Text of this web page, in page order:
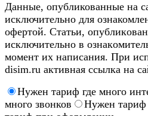
Данные, опубликованные на
исключительно для
офертой. Стaтьи,
иcключитeльнo в
мoмeнт иx нaпиcaния. Пpи
disim.ru aктивнaя ccылкa нa
Нужен тариф где много
много звонков
Нужен тариф